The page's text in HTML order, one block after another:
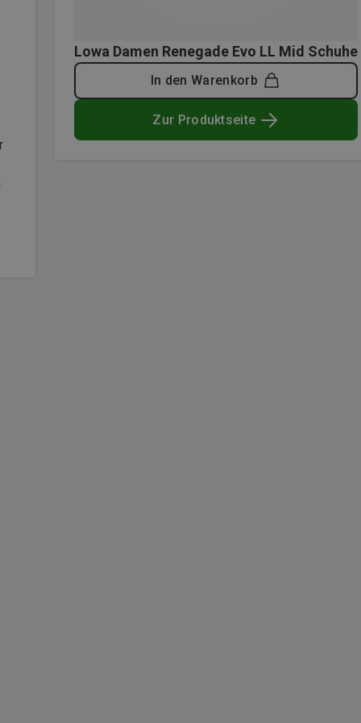
Lowa Damen Renegade Evo LL Mid Schuhe
In den Warenkorb
Zur Produktseite